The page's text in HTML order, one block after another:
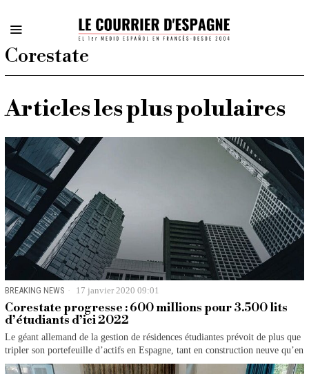
Corestate
Articles les plus polulaires
BREAKING NEWS 17 janvier 2020 09:01
Corestate progresse : 600 millions pour 3.500 lits
d’étudiants d’ici 2022
Le géant allemand de la gestion de résidences étudiantes prévoit de plus que
tripler son portefeuille d’actifs en Espagne, tant en construction neuve qu’en